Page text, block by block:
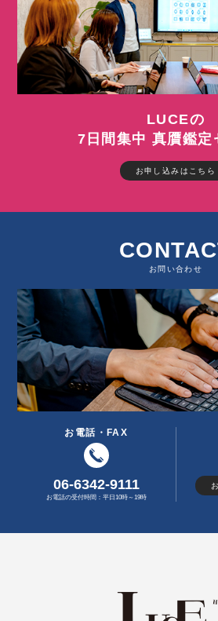
LUCEの
7日間集中 真贋鑑定
お申し込みはこちら
お問い合わせ
お電話・FAX
06-6342-9111
お電話の受付時間：平日10時～19時